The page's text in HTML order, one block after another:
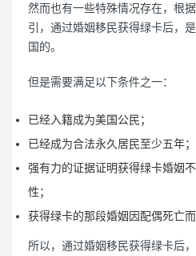
然而也有一些特殊情况存在，根
引，通过婚姻移民获得绿卡后，
国的。
但是需要满足以下条件之一：
已经入籍成为美国公民；
已经成为合法永久居民至少五年；
强有力的证据证明获得绿卡婚姻
性；
获得绿卡的那段婚姻因配偶死亡而
所以，通过婚姻移民获得绿卡后